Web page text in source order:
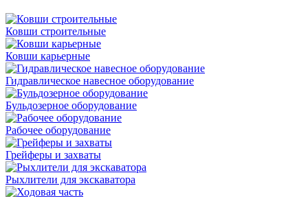
Ковши строительные
Ковши карьерные
Гидравлическое навесное оборудование
Бульдозерное оборудование
Рабочее оборудование
Грейферы и захваты
Рыхлители для экскаватора